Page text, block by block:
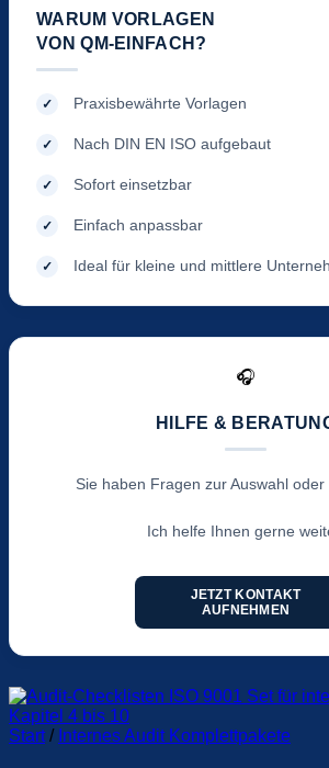
WARUM VORLAGEN
VON QM-EINFACH?
Praxisbewährte Vorlagen
Nach DIN EN ISO aufgebaut
Sofort einsetzbar
Einfach anpassbar
Ideal für kleine und mittlere
🎧
HILFE &
Sie haben Fragen zur Auswahl
Ich helfe Ihnen gerne
JETZT KONTAKT
AUFNEHMEN
Start / Internes Audit Komplettpakete